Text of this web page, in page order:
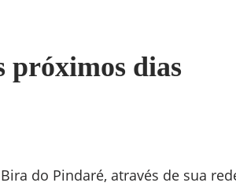
próximos dias
do Pindaré, através de sua